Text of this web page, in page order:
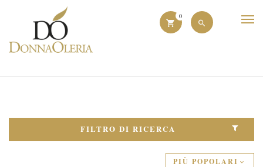
0
FILTRO DI RICERCA
PIÙ POPOLARI